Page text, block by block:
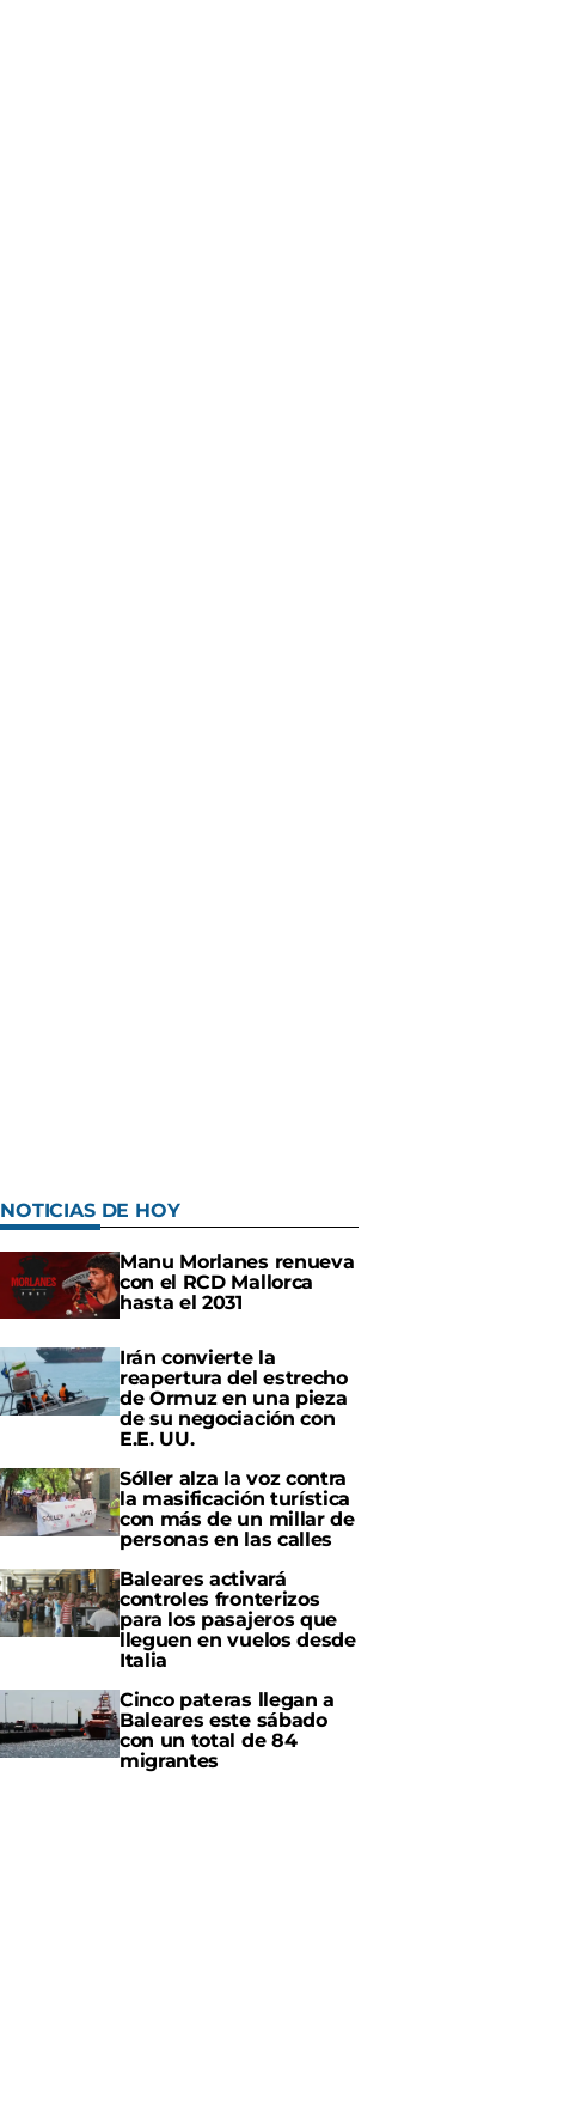
NOTICIAS DE HOY
Manu Morlanes renueva
con el RCD Mallorca
hasta el 2031
Irán convierte la
reapertura del estrecho
de Ormuz en una pieza
de su negociación con
E.E. UU.
Sóller alza la voz contra
la masificación turística
con más de un millar de
personas en las calles
Baleares activará
controles fronterizos
para los pasajeros que
lleguen en vuelos desde
Italia
Cinco pateras llegan a
Baleares este sábado
con un total de 84
migrantes